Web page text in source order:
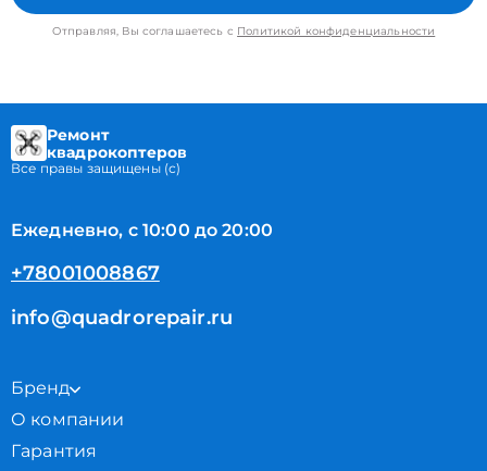
Отправляя, Вы соглашаетесь с Политикой конфиденциальности
Ремонт
квадрокоптеров
Все правы защищены (с)
Ежедневно, с 10:00 до 20:00
+78001008867
info@quadrorepair.ru
Бренд
О компании
Гарантия